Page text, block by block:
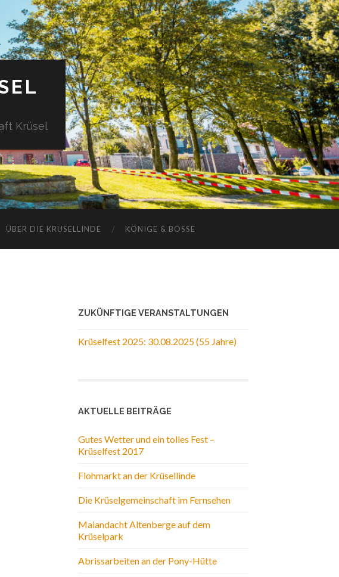
Krüsel
ÜBER DIE KRÜSELLINDE KÖNIGE & BOSSE
ZUKÜNFTIGE VERANSTALTUNGEN
Krüselfest 2025: 30.08.2025 (55 Jahre)
AKTUELLE BEITRÄGE
Gutes Wetter und ein tolles Fest –
Krüselfest 2017
Flohmarkt an der Krüsellinde
Die Krüselgemeinschaft im Fernsehen
Maiandacht Altenberge auf dem
Krüselpark
Abrissarbeiten an der Pony-Hütte